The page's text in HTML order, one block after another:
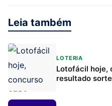
Leia também
LOTERIA
Lotofácil hoje,
resultado